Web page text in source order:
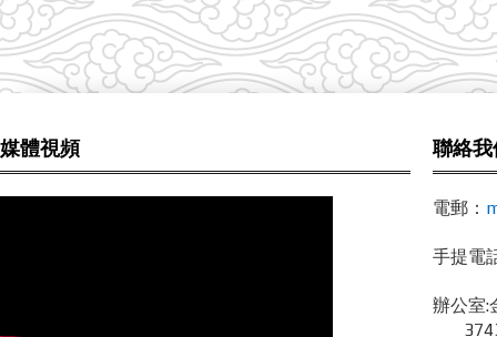
媒體視頻 聯絡我
電郵：
手提電
辦公室: